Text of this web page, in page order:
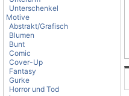
Unterschenkel
Motive
Abstrakt/Grafisch
Blumen
Bunt
Comic
Cover-Up
Fantasy
Gurke
Horror und Tod